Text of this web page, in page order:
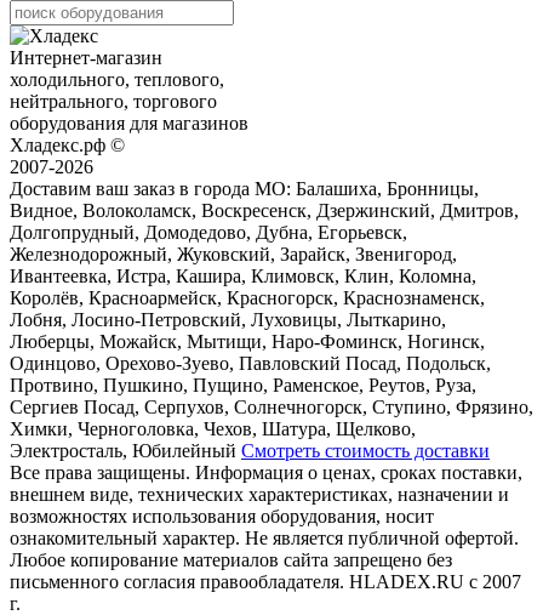
Интернет-магазин
холодильного, теплового,
нейтрального, торгового
оборудования для магазинов
Хладекс.рф ©
2007-2026
Доставим ваш заказ в города МО: Балашиха, Бронницы,
Видное, Волоколамск, Воскресенск, Дзержинский, Дмитров,
Долгопрудный, Домодедово, Дубна, Егорьевск,
Железнодорожный, Жуковский, Зарайск, Звенигород,
Ивантеевка, Истра, Кашира, Климовск, Клин, Коломна,
Королёв, Красноармейск, Красногорск, Краснознаменск,
Лобня, Лосино-Петровский, Луховицы, Лыткарино,
Люберцы, Можайск, Мытищи, Наро-Фоминск, Ногинск,
Одинцово, Орехово-Зуево, Павловский Посад, Подольск,
Протвино, Пушкино, Пущино, Раменское, Реутов, Руза,
Сергиев Посад, Серпухов, Солнечногорск, Ступино, Фрязино,
Химки, Черноголовка, Чехов, Шатура, Щелково,
Электросталь, Юбилейный Смотреть стоимость доставки
Все права защищены. Информация о ценах, сроках поставки,
внешнем виде, технических характеристиках, назначении и
возможностях использования оборудования, носит
ознакомительный характер. Не является публичной офертой.
Любое копирование материалов сайта запрещено без
письменного согласия правообладателя. HLADEX.RU c 2007
г.